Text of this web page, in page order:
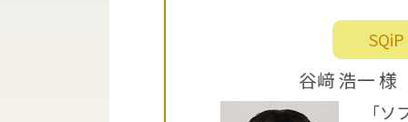
谷﨑 浩一
「